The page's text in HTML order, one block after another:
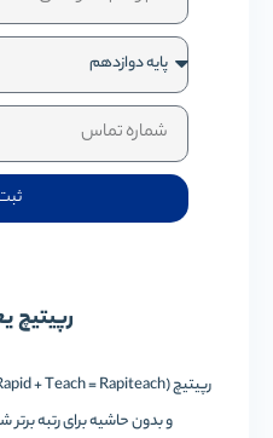
رپیتیچ
و بدون حاشیه برای رتبه